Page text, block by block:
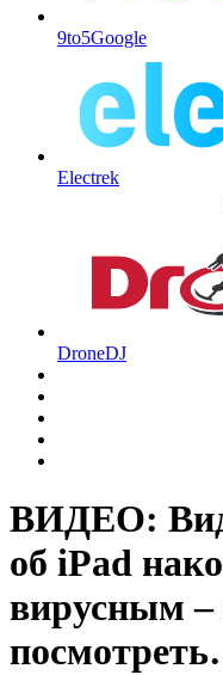
9to5Google
Electrek
DroneDJ
ВИДЕО:
об iPad
вирусным –